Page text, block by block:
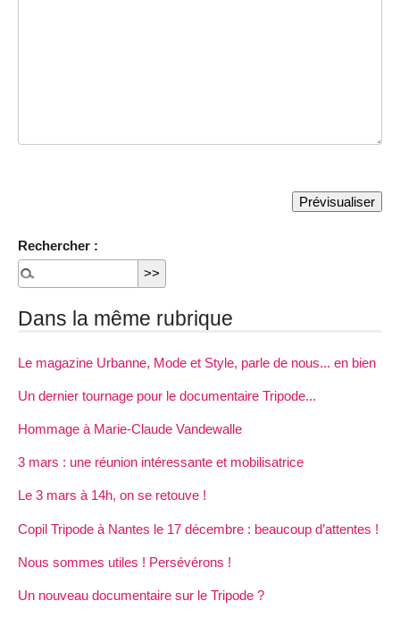
Rechercher :
Dans la même rubrique
Le magazine Urbanne, Mode et Style, parle de nous... en bien
Un dernier tournage pour le documentaire Tripode...
Hommage à Marie-Claude Vandewalle
3 mars : une réunion intéressante et mobilisatrice
Le 3 mars à 14h, on se retouve !
Copil Tripode à Nantes le 17 décembre : beaucoup d’attentes !
Nous sommes utiles ! Persévérons !
Un nouveau documentaire sur le Tripode ?